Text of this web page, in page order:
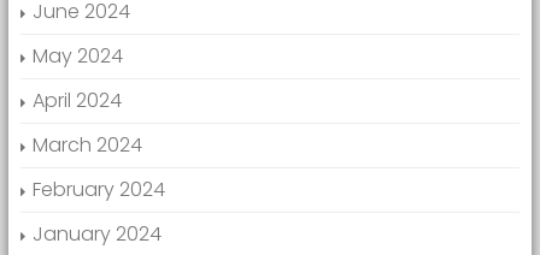
June 2024
May 2024
April 2024
March 2024
February 2024
January 2024